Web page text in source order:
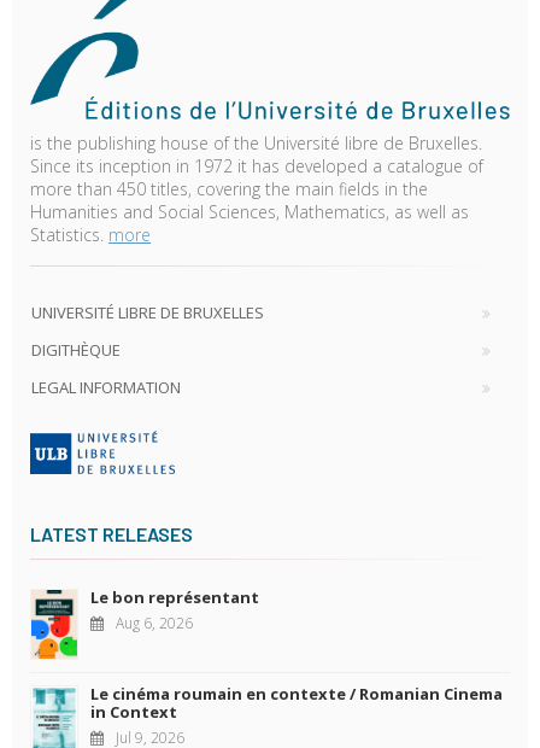
is the publishing house of the Université libre de Bruxelles.
Since its inception in 1972 it has developed a catalogue of
more than 450 titles, covering the main fields in the
Humanities and Social Sciences, Mathematics, as well as
Statistics. more
UNIVERSITÉ LIBRE DE BRUXELLES
DIGITHÈQUE
LEGAL INFORMATION
LATEST RELEASES
Le bon représentant
Aug 6, 2026
Le cinéma roumain en contexte / Romanian Cinema
in Context
Jul 9, 2026